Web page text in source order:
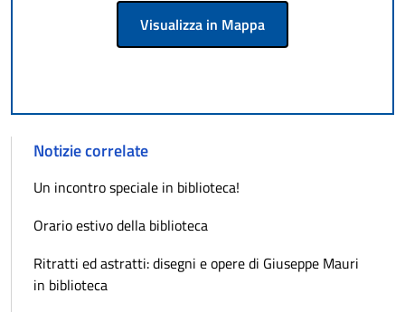
Visualizza in Mappa
Notizie correlate
Un incontro speciale in biblioteca!
Orario estivo della biblioteca
Ritratti ed astratti: disegni e opere di Giuseppe Mauri
in biblioteca